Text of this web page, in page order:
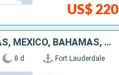
US$ 220
BELICE, HONDURAS, MÉXICO, BAHAMAS, ESTADOS UNIDOS
8 d Fort Lauderdale